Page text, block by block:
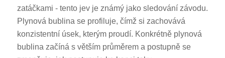
zatáčkami - tento jev je známý jako sledování závodu.
Plynová bublina se profiluje, čímž si zachovává
konzistentní úsek, kterým proudí. Konkrétně plynová
bublina začíná s větším průměrem a postupně se